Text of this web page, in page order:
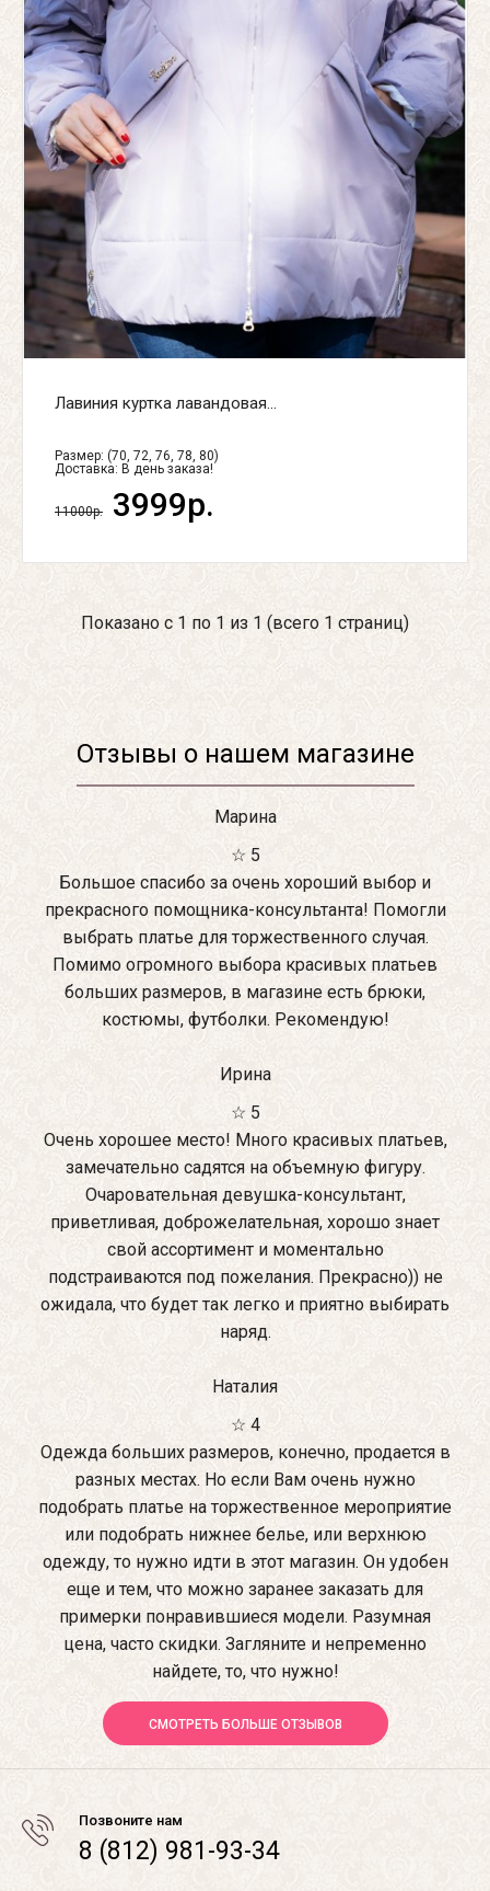
Лавиния куртка лавандовая...
Размер: (70, 72, 76, 78, 80)
Доставка: В день заказа!
11000р. 3999р.
Показано с 1 по 1 из 1 (всего 1 страниц)
Отзывы о нашем магазине
Марина
☆ 5
Большое спасибо за очень хороший выбор и
прекрасного помощника-консультанта! Помогли
выбрать платье для торжественного случая.
Помимо огромного выбора красивых платьев
больших размеров, в магазине есть брюки,
костюмы, футболки. Рекомендую!
Ирина
☆ 5
Очень хорошее место! Много красивых платьев,
замечательно садятся на объемную фигуру.
Очаровательная девушка-консультант,
приветливая, доброжелательная, хорошо знает
свой ассортимент и моментально
подстраиваются под пожелания. Прекрасно)) не
ожидала, что будет так легко и приятно выбирать
наряд.
Наталия
☆ 4
Одежда больших размеров, конечно, продается в
разных местах. Но если Вам очень нужно
подобрать платье на торжественное мероприятие
или подобрать нижнее белье, или верхнюю
одежду, то нужно идти в этот магазин. Он удобен
еще и тем, что можно заранее заказать для
примерки понравившиеся модели. Разумная
цена, часто скидки. Загляните и непременно
найдете, то, что нужно!
СМОТРЕТЬ БОЛЬШЕ ОТЗЫВОВ
Позвоните нам
8 (812) 981-93-34